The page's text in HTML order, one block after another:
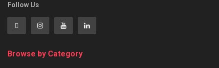
Follow Us
Browse by Category